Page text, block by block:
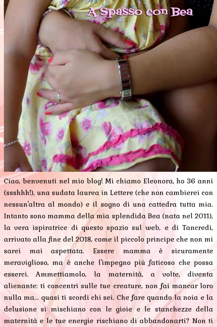
Ciao, benvenuti nel mio blog! Mi chiamo Eleonora, ho 36 anni
(ssshhh!), una sudata laurea in Lettere (che non cambierei con
nessun'altra al mondo) e il sogno di una cattedra tutta mia.
Intanto sono mamma della mia splendida Bea (nata nel 2011),
la vera ispiratrice di questo spazio sul web, e di Tancredi,
arrivato alla fine del 2018, come il piccolo principe che non mi
sarei mai aspettata. Essere mamma è sicuramente
meraviglioso, ma è anche l'impegno più faticoso che possa
esserci. Ammettiamolo, la maternità, a volte, diventa
alienante: ti concentri sulle tue creature, non fai mancar loro
nulla ma... quasi ti scordi chi sei. Che fare quando la noia e la
delusione si mischiano con le gioie e le stanchezze della
maternità e le tue energie rischiano di abbandonarti? Non ti